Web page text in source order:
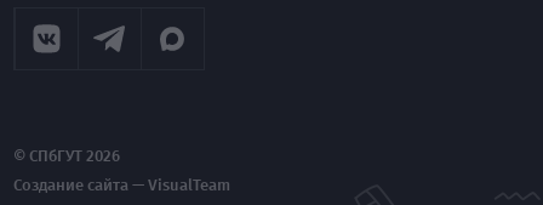
© СПбГУТ 2026
Создание сайта — VisualTeam